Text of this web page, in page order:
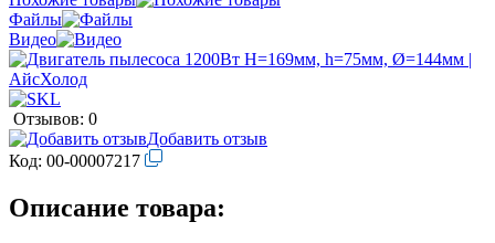
Файлы
Видео
Отзывов: 0
Добавить отзыв
Код: 00-00007217
Описание товара: